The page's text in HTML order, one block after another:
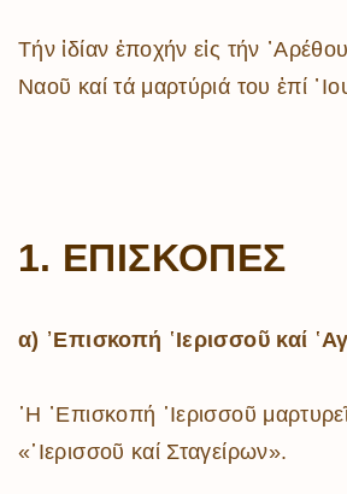
Τήν ἰδίαν ἐποχήν εἰς τήν
Ναοῦ καί τά μαρτύριά του ἐπί
1. ΕΠΙΣΚΟΠΕΣ
α) ᾿Επισκοπή ῾Ιερισσοῦ καί
῾Η ᾿Επισκοπή ῾Ιερισσοῦ
«῾Ιερισσοῦ καί Σταγείρων».